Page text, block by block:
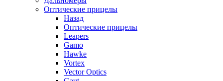
Оптические прицелы
Назад
Оптические прицелы
Leapers
Gamo
Hawke
Vortex
Vector Optics